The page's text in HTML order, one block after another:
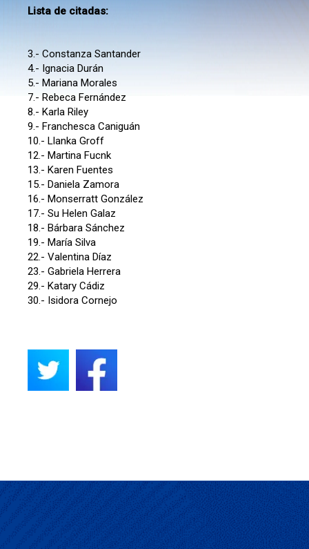
Lista de citadas:
3.- Constanza Santander
4.- Ignacia Durán
5.- Mariana Morales
7.- Rebeca Fernández
8.- Karla Riley
9.- Franchesca Caniguán
10.- Llanka Groff
12.- Martina Fucnk
13.- Karen Fuentes
15.- Daniela Zamora
16.- Monserratt González
17.- Su Helen Galaz
18.- Bárbara Sánchez
19.- María Silva
22.- Valentina Díaz
23.- Gabriela Herrera
29.- Katary Cádiz
30.- Isidora Cornejo